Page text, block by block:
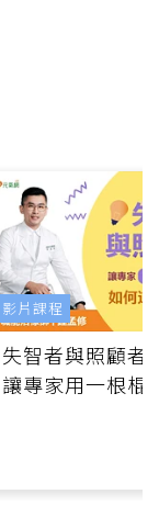
失智者與照顧者
讓專家用一根棍
影片課程